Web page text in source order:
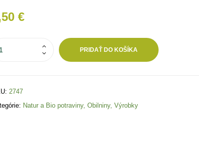
€
PRIDAŤ DO KOŠÍKA
2747
Natur a Bio potraviny, Obilniny, Výrobky